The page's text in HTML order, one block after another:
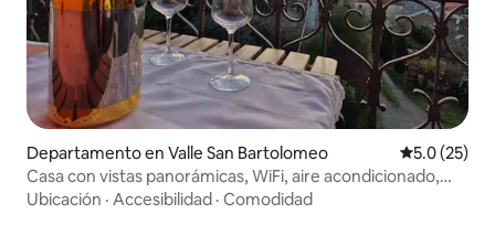
Departamento en Valle San Bartolomeo Calificación
5.0 (25)
Casa con vistas panorámicas, WiFi, aire acondicionado,
Monferrato
Ubicación · Accesibilidad · Comodidad